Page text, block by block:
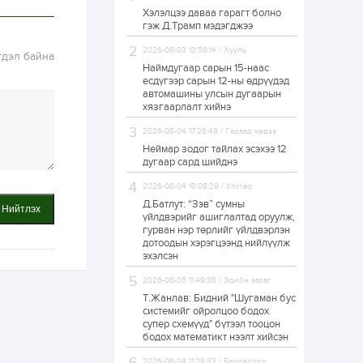
байна
Нийтлэх
Өнгөрсөн сард
1,439.2 кг үнэт
металл худалдан
авчээ
1 өдөр 0
Б.Найдалаа: Энэ
өвөл илүү хүнд байж
магадгүй учир төр,
эрчим хүчний
байгууллагууд, иргэд
бэлтгэлээ...
1 өдөр
Өнөөдөр сондгой
тоогоор төгссөн
автомашинтай иргэд
бензин авна
ЗГ: Шатахууны
хангамж,
нийлүүлэлтийг
тогтворжуулах
асуудлыг хэлэлцэж
байна
1 өдөр 0
Хэлэлцээ даваа гарагт болно
гэж Д.Трамп мэдэгджээ
2026-08-03 12:58:14 / Хууль
Наймдугаар сарын 15-наас
есдүгээр сарын 12-ны өдрүүдэд
автомашины улсын дугаарын
хязгаарлалт хийнэ
2026-08-04 17:26:48 / Гадаад мэдээ
Неймар зодог тайлах эсэхээ 12
дугаар сард шийднэ
2026-08-04 10:08:29 / Улстөр
Д.Батлут: “Зэв” сумны
үйлдвэрийг ашиглалтад оруулж,
гурван нэр төрлийг үйлдвэрлэн
дотоодын хэрэгцээнд нийлүүлж
эхэлсэн
2026-08-05 11:49:38 / Эдийн засаг
Т.Жанлав: Бидний "Шугаман бус
системийг ойролцоо бодох
супер схемүүд" бүтээл тооцон
бодох математикт нээлт хийсэн